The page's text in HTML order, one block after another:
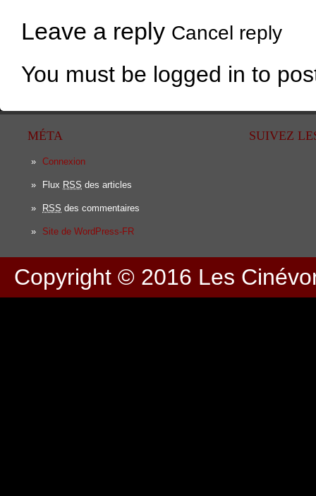
Leave a reply Cancel reply
You must be logged in to
MÉTA
Connexion
Flux RSS des articles
RSS des commentaires
Site de WordPress-FR
SUIVEZ
Copyright © 2016 Les